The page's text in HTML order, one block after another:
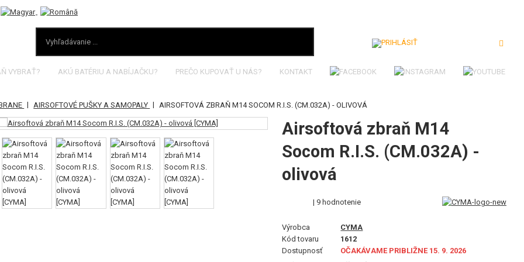
VYBRAŤ? AKÚ BATÉRIU A NABÍJAČKU? PREČO KUPOVAŤ U NÁS? KONTAKT
| AIRSOFTOVÉ PUŠKY A SAMOPALY | AIRSOFTOVÁ ZBRAŇ M14 SOCOM R.I.S. (CM.032A) - OLIVOVÁ
Airsoftová zbraň M14
Socom R.I.S. (CM.032A) -
olivová
| 9 hodnotenie
Výrobca
CYMA
Kód tovaru
1612
Dostupnosť
OČAKÁVAME PRIBLIŽNE 15. 9. 2026